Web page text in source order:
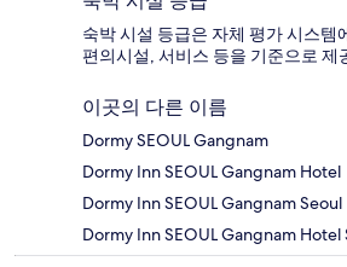
숙박 시설 등급은 자체 평가 시스템
편의시설, 서비스 등을 기준으로 제
이곳의 다른 이름
Dormy SEOUL Gangnam
Dormy Inn SEOUL Gangnam Hotel
Dormy Inn SEOUL Gangnam Seoul
Dormy Inn SEOUL Gangnam Hotel